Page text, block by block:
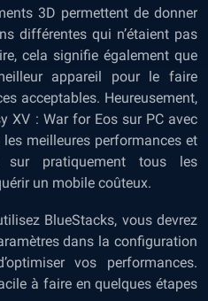
3D permettent de donner
différentes qui n’étaient pas
cela signifie également que
appareil pour le faire
acceptables. Heureusement,
XV : War for Eos sur PC avec
meilleures performances et
sur pratiquement tous les
un mobile coûteux.
BlueStacks, vous devrez
dans la configuration
vos performances.
à faire en quelques étapes